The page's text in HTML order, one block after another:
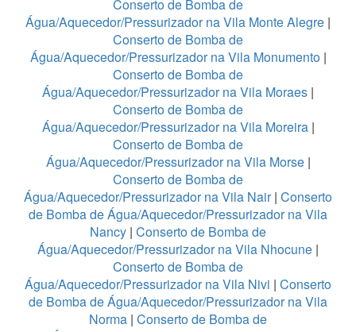
Conserto de Bomba de
Água/Aquecedor/Pressurizador na Vila Monte Alegre |
Conserto de Bomba de
Água/Aquecedor/Pressurizador na Vila Monumento|
Conserto de Bomba de
Água/Aquecedor/Pressurizador na Vila Moraes |
Conserto de Bomba de
Água/Aquecedor/Pressurizador na Vila Moreira|
Conserto de Bomba de
Água/Aquecedor/Pressurizador na Vila Morse|
Conserto de Bomba de
Água/Aquecedor/Pressurizador na Vila Nair| Conserto
de Bomba de Água/Aquecedor/Pressurizador na Vila
Nancy | Conserto de Bomba de
Água/Aquecedor/Pressurizador na Vila Nhocune |
Conserto de Bomba de
Água/Aquecedor/Pressurizador na Vila Nivi | Conserto
de Bomba de Água/Aquecedor/Pressurizador na Vila
Norma | Conserto de Bomba de